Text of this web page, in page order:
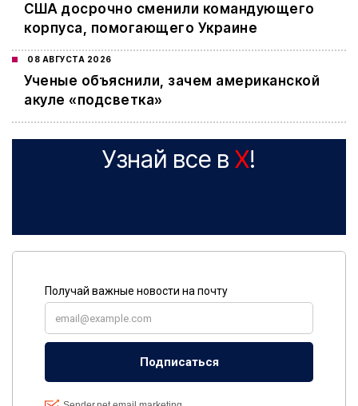
США досрочно сменили командующего
корпуса, помогающего Украине
08 АВГУСТА 2026
Ученые объяснили, зачем американской
акуле «подсветка»
Узнай все в X!